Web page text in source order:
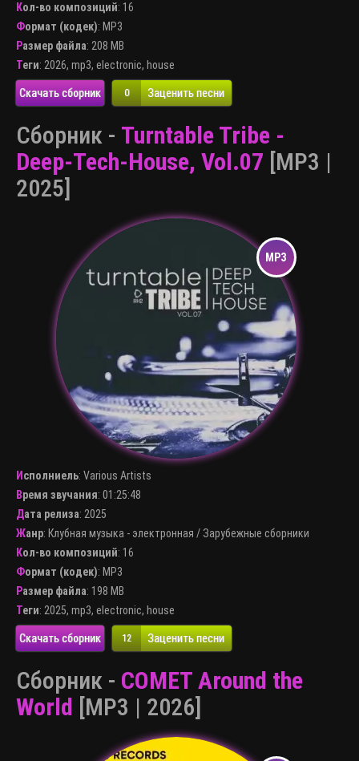
Кол-во композиций: 16
Формат (кодек): MP3
Размер файла: 208 MB
Теги: 2026, mp3, electronic, house
Скачать сборник 0 Заценить песни
Сборник - Turntable Tribe -
Deep-Tech-House, Vol.07 [MP3 |
2025]
Исполниель: Various Artists
Время звучания: 01:25:48
Дата релиза: 2025
Жанр: Клубная музыка - электронная / Зарубежные сборники
Кол-во композиций: 16
Формат (кодек): MP3
Размер файла: 198 MB
Теги: 2025, mp3, electronic, house
Скачать сборник 12 Заценить песни
Сборник - COMET Around the
World [MP3 | 2026]